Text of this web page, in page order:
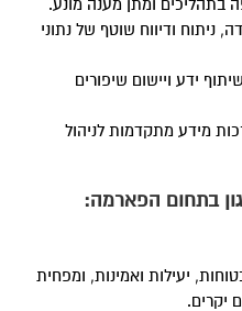
בתהליכים ומתן מענה מונע.
ניתוח ודיווח שוטף של נתוני
ידע ויישום שיפורים
מידע מתקדמות לניהול
בתחום הפארמה:
יעילות ואמינות, ומפחית
יקרים.